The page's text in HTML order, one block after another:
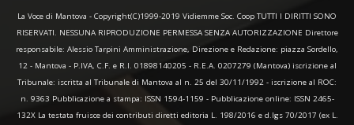
La Voce di Mantova - Copyright(C)1999-2019 Vidiemme Soc. Coop TUTTI I DIRITTI SONO
RISERVATI. NESSUNA RIPRODUZIONE PERMESSA SENZA AUTORIZZAZIONE Direttore
responsabile: Alessio Tarpini Amministrazione, Direzione e Redazione: piazza Sordello,
12 - Mantova - P.IVA, C.F. e R.I. 01898140205 - R.E.A. 0207279 (Mantova) iscrizione al
Tribunale: iscritta al Tribunale di Mantova al n. 25 del 30/11/1992 - iscrizione al ROC:
n. 9363 Pubblicazione a stampa: ISSN 1594-1159 - Pubblicazione online: ISSN 2465-
132X La testata fruisce dei contributi diretti editoria L. 198/2016 e d.lgs 70/2017 (ex L.